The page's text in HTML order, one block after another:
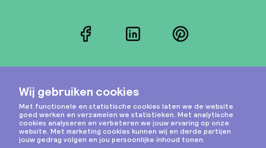
FacebookLinkedInPinterest
Instagram